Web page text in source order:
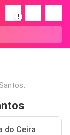
!
do Ceira